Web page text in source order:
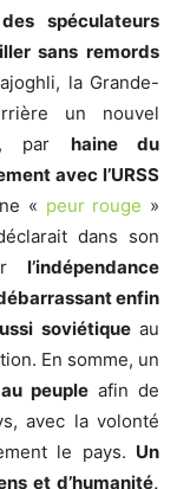
spéculateurs
sans remords
la Grande-
un nouvel
par haine du
avec l’URSS
« peur rouge »
dans son
l’indépendance
enfin
soviétique au
En somme, un
peuple afin de
avec la volonté
le pays. Un
et d’humanité,